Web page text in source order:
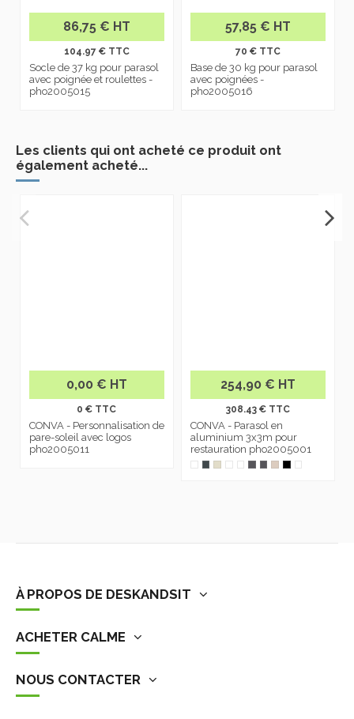
86,75 € HT
104.97 € TTC
Socle de 37 kg pour parasol
avec poignée et roulettes -
pho2005015
57,85 € HT
70 € TTC
Base de 30 kg pour parasol
avec poignées -
pho2005016
Les clients qui ont acheté ce produit ont
également acheté...
0,00 € HT
0 € TTC
CONVA - Personnalisation de
pare-soleil avec logos
pho2005011
254,90 € HT
308.43 € TTC
CONVA - Parasol en
aluminium 3x3m pour
restauration pho2005001
À PROPOS DE DESKANDSIT
ACHETER CALME
NOUS CONTACTER